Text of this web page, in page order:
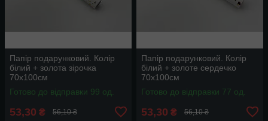
Папір подарунковий. Колір
білий + золота зірочка
70х100см
Готово до відправки 99 од.
53,30 ₴ 56,10 ₴
Папір подарунковий. Колір
білий + золоте сердечко
70х100см
Готово до відправки 77 од.
53,30 ₴ 56,10 ₴